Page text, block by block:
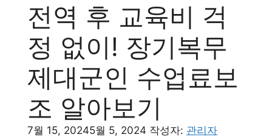
전역 후 교육비 걱
정 없이! 장기복무
제대군인 수업료보
조 알아보기
7월 15, 20245월 5, 2024 작성자: 관리자